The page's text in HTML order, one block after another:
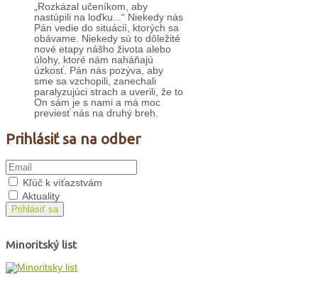
„Rozkázal učeníkom, aby
nastúpili na loďku...“ Niekedy nás
Pán vedie do situácií, ktorých sa
obávame. Niekedy sú to dôležité
nové etapy nášho života alebo
úlohy, ktoré nám naháňajú
úzkosť. Pán nás pozýva, aby
sme sa vzchopili, zanechali
paralyzujúci strach a uverili, že to
On sám je s nami a má moc
previesť nás na druhý breh.
Prihlásiť sa na odber
Kľúč k víťazstvám
Aktuality
Prihlásiť sa
Minoritský list